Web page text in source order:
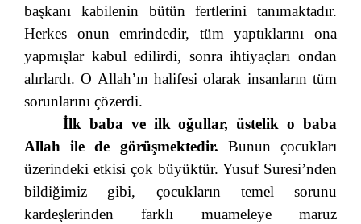
başkanı kabilenin bütün fertlerini tanımaktadır.
Herkes onun emrindedir, tüm yaptıklarını ona
yapmışlar kabul edilirdi, sonra ihtiyaçları ondan
alırlardı. O Allah’ın halifesi olarak insanların tüm
sorunlarını çözerdi.
İlk baba ve ilk oğullar, üstelik o baba
Allah ile de görüşmektedir. Bunun çocukları
üzerindeki etkisi çok büyüktür. Yusuf Suresi’nden
bildiğimiz gibi, çocukların temel sorunu
kardeşlerinden farklı muameleye maruz